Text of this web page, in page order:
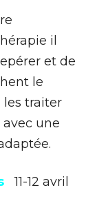
il
et de
le
les traiter
une
11-12 avril